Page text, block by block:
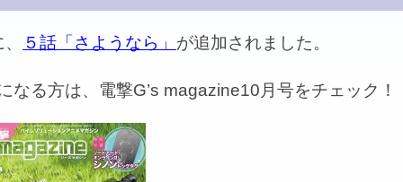
５話「さようなら」 が追加されました。
なる方は、電撃G’s magazine10月号をチェック！